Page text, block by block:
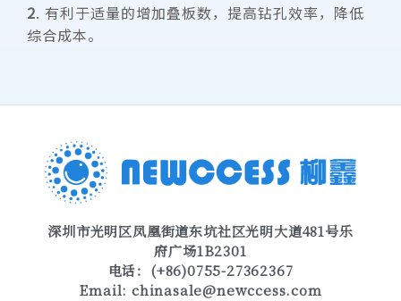
2. 有利于适量的增加叠板数，提高钻孔效率，降低
综合成本。
深圳市光明区凤凰街道东坑社区光明大道481号乐
府广场1B2301
电话：(+86)0755-27362367
Email: chinasale@newccess.com